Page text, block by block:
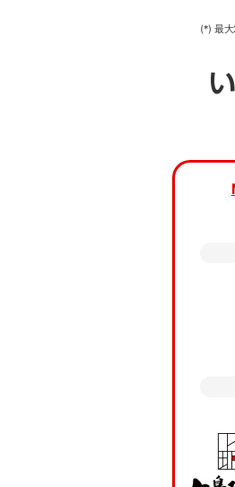
(*) 最
カ
・個人関連情報
お客さまがス
の分析や広告
いてその情報を